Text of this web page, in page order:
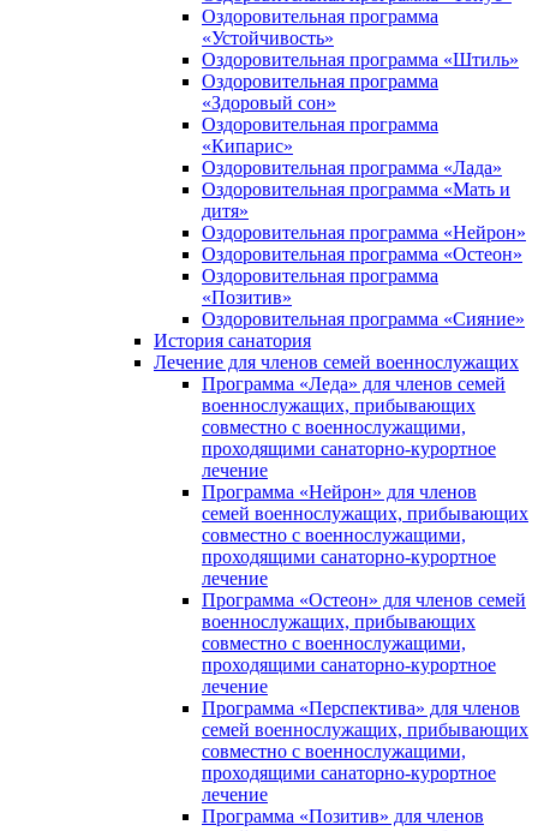
Оздоровительная программа
«Устойчивость»
Оздоровительная программа «Штиль»
Оздоровительная программа
«Здоровый сон»
Оздоровительная программа
«Кипарис»
Оздоровительная программа «Лада»
Оздоровительная программа «Мать и
дитя»
Оздоровительная программа «Нейрон»
Оздоровительная программа «Остеон»
Оздоровительная программа
«Позитив»
Оздоровительная программа «Сияние»
История санатория
Лечение для членов семей военнослужащих
Программа «Леда» для членов семей
военнослужащих, прибывающих
совместно с военнослужащими,
проходящими санаторно-курортное
лечение
Программа «Нейрон» для членов
семей военнослужащих, прибывающих
совместно с военнослужащими,
проходящими санаторно-курортное
лечение
Программа «Остеон» для членов семей
военнослужащих, прибывающих
совместно с военнослужащими,
проходящими санаторно-курортное
лечение
Программа «Перспектива» для членов
семей военнослужащих, прибывающих
совместно с военнослужащими,
проходящими санаторно-курортное
лечение
Программа «Позитив» для членов